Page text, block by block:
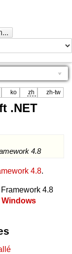
ko zh zh-tw
.NET
4.8
4.8.
4.8
Windows